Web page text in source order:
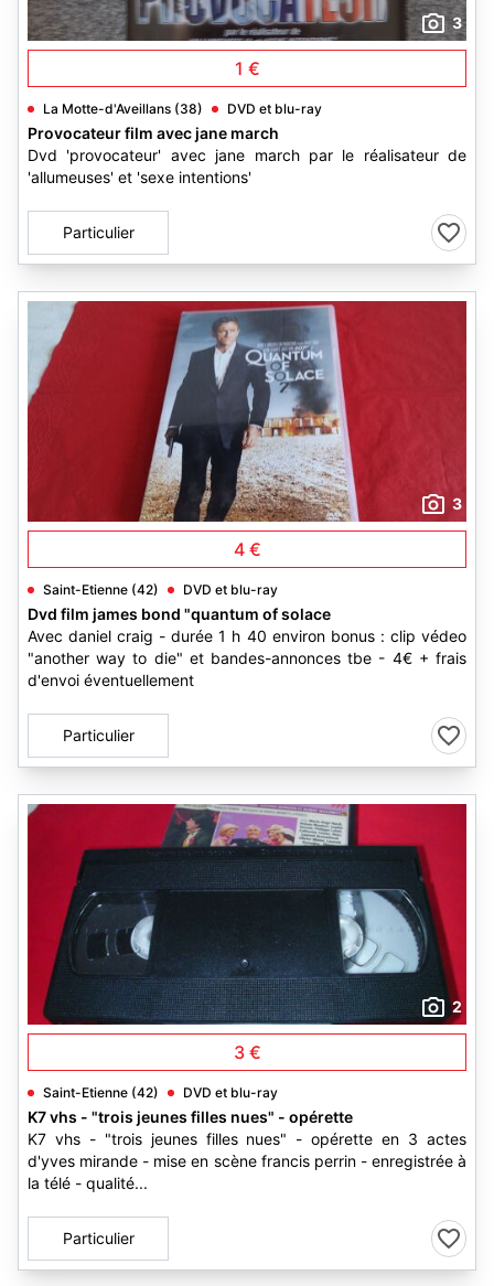
3
1 €
La Motte-d'Aveillans (38) DVD et blu-ray
Provocateur film avec jane march
Dvd 'provocateur' avec jane march par le réalisateur de
'allumeuses' et 'sexe intentions'
Particulier
3
4 €
Saint-Etienne (42) DVD et blu-ray
Dvd film james bond "quantum of solace
Avec daniel craig - durée 1 h 40 environ bonus : clip védeo
"another way to die" et bandes-annonces tbe - 4€ + frais
d'envoi éventuellement
Particulier
2
3 €
Saint-Etienne (42) DVD et blu-ray
K7 vhs - "trois jeunes filles nues" - opérette
K7 vhs - "trois jeunes filles nues" - opérette en 3 actes
d'yves mirande - mise en scène francis perrin - enregistrée à
la télé - qualité...
Particulier